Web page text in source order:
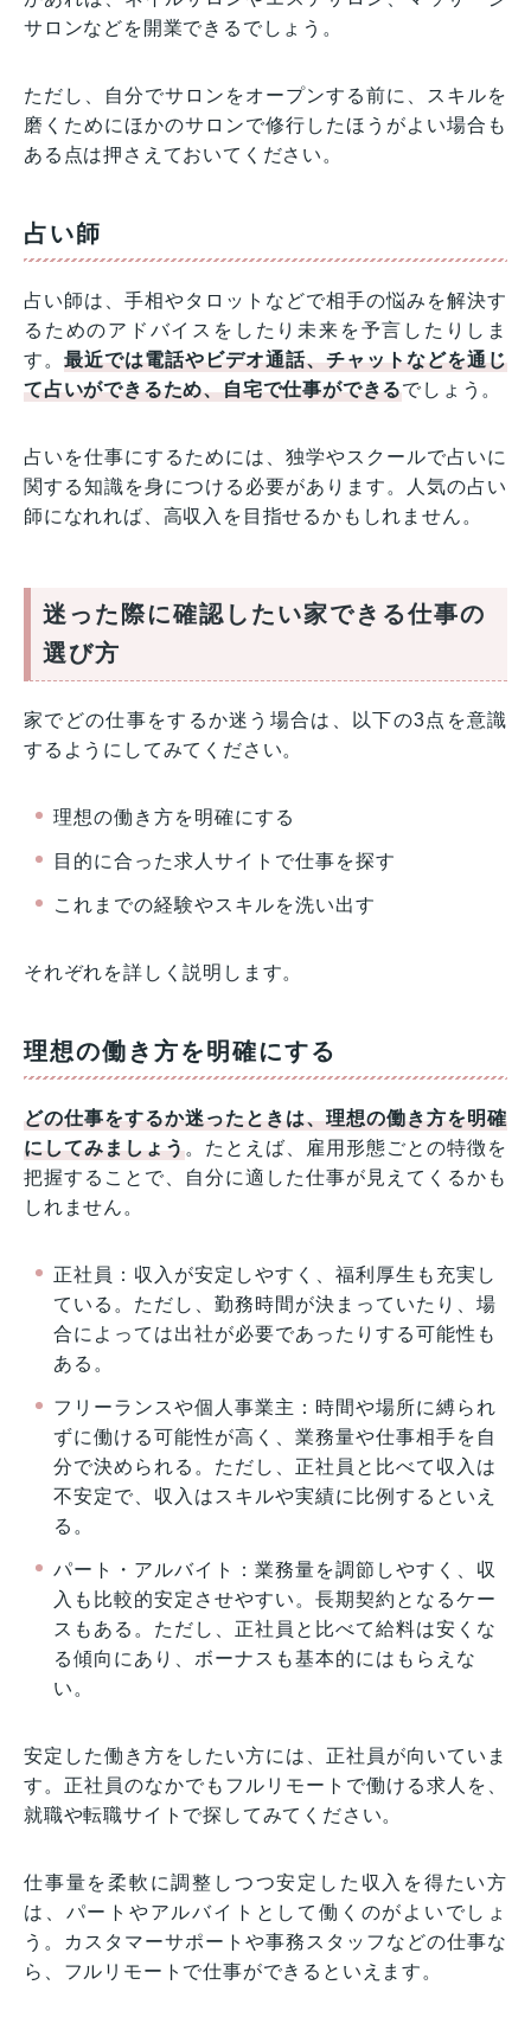
サロンなどを開業できるでしょう。
ただし、自分でサロンをオープンする前に、スキルを
磨くためにほかのサロンで修行したほうがよい場合も
ある点は押さえておいてください。
占い師
占い師は、手相やタロットなどで相手の悩みを解決す
るためのアドバイスをしたり未来を予言したりしま
す。最近では電話やビデオ通話、チャットなどを通じ
て占いができるため、自宅で仕事ができるでしょう。
占いを仕事にするためには、独学やスクールで占いに
関する知識を身につける必要があります。人気の占い
師になれれば、高収入を目指せるかもしれません。
迷った際に確認したい家できる仕事の
選び方
家でどの仕事をするか迷う場合は、以下の3点を意識
するようにしてみてください。
理想の働き方を明確にする
目的に合った求人サイトで仕事を探す
これまでの経験やスキルを洗い出す
それぞれを詳しく説明します。
理想の働き方を明確にする
どの仕事をするか迷ったときは、理想の働き方を明確
にしてみましょう。たとえば、雇用形態ごとの特徴を
把握することで、自分に適した仕事が見えてくるかも
しれません。
正社員：収入が安定しやすく、福利厚生も充実し
ている。ただし、勤務時間が決まっていたり、場
合によっては出社が必要であったりする可能性も
ある。
フリーランスや個人事業主：時間や場所に縛られ
ずに働ける可能性が高く、業務量や仕事相手を自
分で決められる。ただし、正社員と比べて収入は
不安定で、収入はスキルや実績に比例するといえ
る。
パート・アルバイト：業務量を調節しやすく、収
入も比較的安定させやすい。長期契約となるケー
スもある。ただし、正社員と比べて給料は安くな
る傾向にあり、ボーナスも基本的にはもらえな
い。
安定した働き方をしたい方には、正社員が向いていま
す。正社員のなかでもフルリモートで働ける求人を、
就職や転職サイトで探してみてください。
仕事量を柔軟に調整しつつ安定した収入を得たい方
は、パートやアルバイトとして働くのがよいでしょ
う。カスタマーサポートや事務スタッフなどの仕事な
ら、フルリモートで仕事ができるといえます。